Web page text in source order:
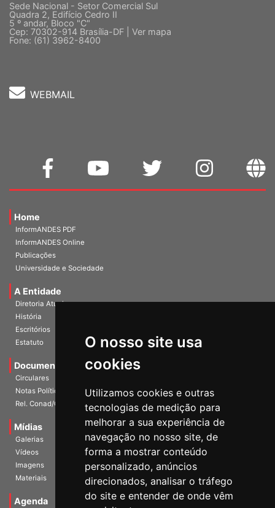
O nosso site usa
cookies
Utilizamos cookies e outras
tecnologias de medição para
melhorar a sua experiência de
navegação no nosso site, de
forma a mostrar conteúdo
personalizado, anúncios
direcionados, analisar o tráfego
do site e entender de onde vêm
Sede Nacional - Setor Comercial Sul
Quadra 2, Edifício Cedro II
5 º andar, Bloco "C"
Cep: 70302-914 Brasília-DF | Ver mapa
Fone: (61) 3962-8400
WEBMAIL
Home
InformANDES PDF
InformANDES Online
Publicações
Universidade e Sociedade
A Entidade
Diretoria Atual
História
Escritórios
Estatuto
Documentos
Circulares
Notas Políticas
Rel. Conad/Congresso
Mídias
Galerias
Vídeos
Imagens
Materiais
Agenda